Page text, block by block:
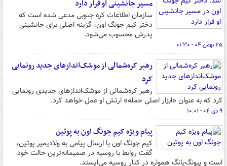
مسیر جانشینی او قرار دارد
سازمان اطلاعات کره جنوبی مدعی شده است که
دختر کیم جونگ اون، گزینه اصلی برای جانشینی
پدرش محسوب می‌شود.
۲۵ بهمن ۰۴ - ۰۱:۳۰
رهبر کره‌شمالی از موشک‌اندازهای جدید رونمایی
کرد
رهبر کره‌شمالی از موشک‌اندازهای جدیدی رونمایی
کرد که به عنوان «ابزار اصلی حمله» ارتش او عمل خواهد کرد.
۹ دی ۰۴ - ۱۰:۰۱
پیام ویژه کیم جونگ اون به پوتین
کیم جونگ اون با ارسال پیامی به ولادیمیر پوتین،
گفت روابط با روسیه در صمیمانه‌ترین حالت خود
است و پیونگ‌یانگ همواره در کنار روسیه می‌ایستد.